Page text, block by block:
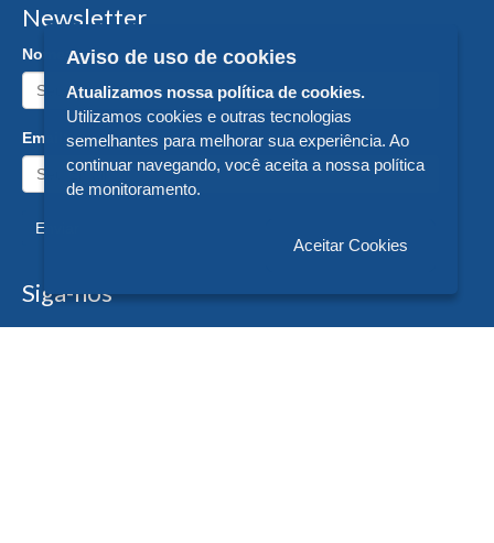
Newsletter
Nome:
Email:
Enviar
Siga-nos
Aviso de uso de cookies
Atualizamos nossa política de cookies.
Utilizamos cookies e outras tecnologias
semelhantes para melhorar sua experiência. Ao
continuar navegando, você aceita a nossa política
de monitoramento.
Aceitar Cookies